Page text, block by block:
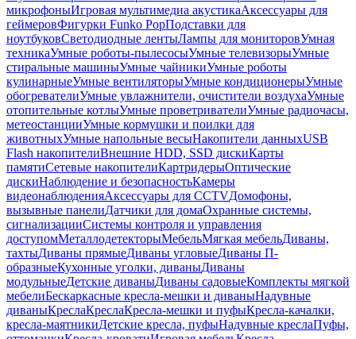
микрофоныИгровая мультимедиа акустикаАксессуары для
геймеровФигурки Funko PopПодставки для
ноутбуковСветодиодные лентыЛампы для мониторовУмная
техникаУмные роботы-пылесосыУмные телевизорыУмные
стиральные машиныУмные чайникиУмные роботы
кулинарныеУмные вентиляторыУмные кондиционерыУмные
обогревателиУмные увлажнители, очистители воздухаУмные
отопительные котлыУмные проветривателиУмные радиочасы,
метеостанцииУмные кормушки и поилки для
животныхУмные напольные весыНакопители данныхUSB
Flash накопителиВнешние HDD, SSD дискиКарты
памятиСетевые накопителиКартридерыОптические
дискиНаблюдение и безопасностьКамеры
видеонаблюденияАксессуары для CCTVДомофоны,
вызывные панелиДатчики для домаОхранные системы,
сигнализацииСистемы контроля и управления
доступомМеталлодетекторыМебельМягкая мебельДиваны,
тахтыДиваны прямыеДиваны угловыеДиваны П-
образныеКухонные уголки, диваныДиваны
модульныеДетские диваныДиваны садовыеКомплекты мягкой
мебелиБескаркасные кресла-мешки и диваныНадувные
диваныКреслаКреслаКресла-мешки и пуфыКресла-качалки,
кресла-маятникиДетские кресла, пуфыНадувные креслаПуфы,